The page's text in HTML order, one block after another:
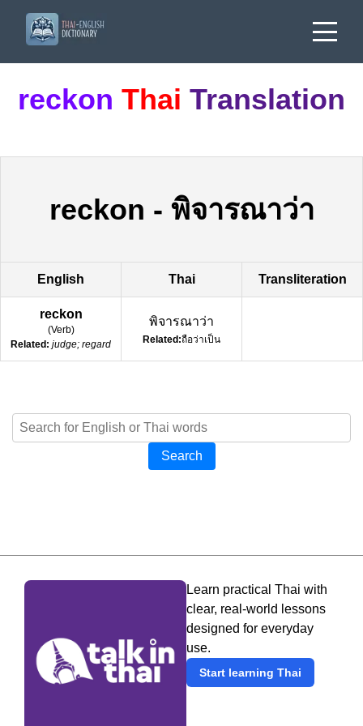
reckon Thai Translation
reckon - พิจารณาว่า
English Thai Transliteration
reckon
(Verb)
Related: judge; regard
พิจารณาว่า
Related:ถือว่าเป็น
Search
Learn practical Thai with
clear, real-world lessons
designed for everyday
use.
Start learning Thai